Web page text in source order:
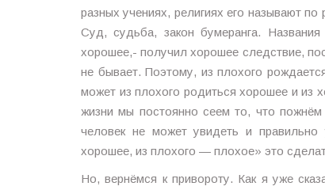
разных учениях, религиях его называют
Суд, судьба, закон бумеранга.
хорошее,- получил хорошее следствие,
не бывает. Поэтому, из плохого
может из плохого родиться хорошее и из
жизни мы постоянно сеем то, что
человек не может увидеть и
хорошее, из плохого — плохое» это
Но, вернёмся к привороту. Как я уже